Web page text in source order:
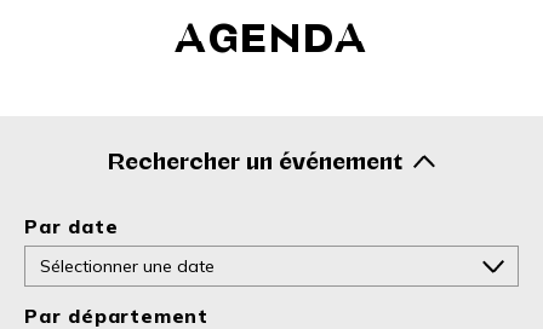
AGENDA
Rechercher un événement
Par date
Par département